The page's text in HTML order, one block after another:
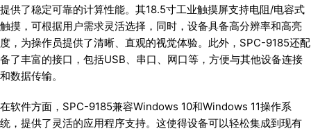
提供了稳定可靠的计算性能。其18.5寸工业触摸屏支持电阻/电容式
触摸，可根据用户需求灵活选择，同时，设备具备高分辨率和高亮
度，为操作员提供了清晰、直观的视觉体验。此外，SPC-9185还配
备了丰富的接口，包括USB、串口、网口等，方便与其他设备连接
和数据传输。
在软件方面，SPC-9185兼容Windows 10和Windows 11操作系
统，提供了灵活的应用程序支持。这使得设备可以轻松集成到现有